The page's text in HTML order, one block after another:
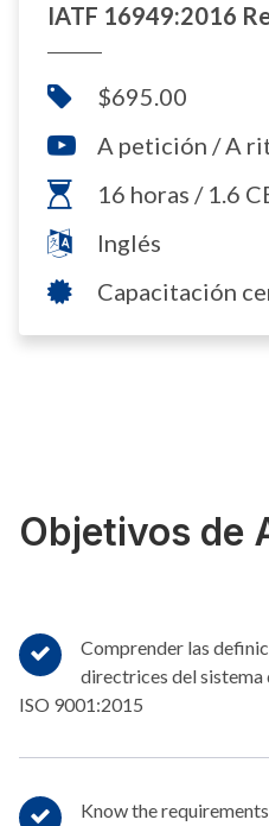
IATF 16949:2016
$695.00
A petición / A
16 horas / 1.6
Inglés
Capacitación
Objetivos de
Comprender las
directrices del
ISO 9001:2015
Know the